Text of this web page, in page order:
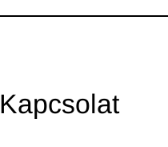
Kapcsolat